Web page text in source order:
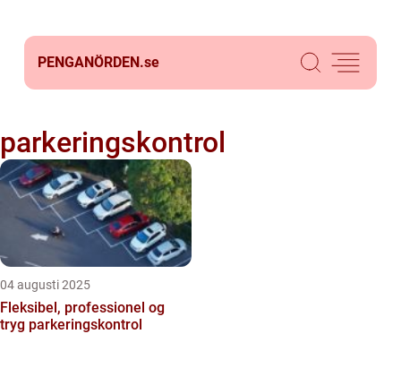
PENGANÖRDEN.se
parkeringskontrol
04 augusti 2025
Fleksibel, professionel og
tryg parkeringskontrol